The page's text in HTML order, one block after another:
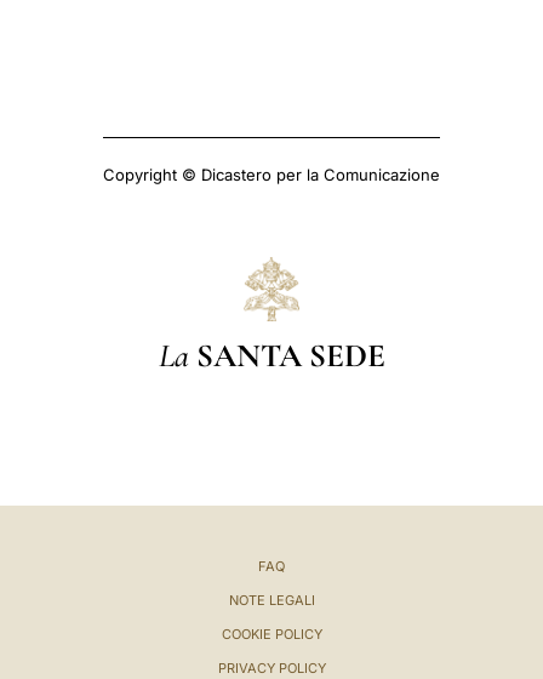
Copyright © Dicastero per la Comunicazione
La SANTA SEDE
FAQ
NOTE LEGALI
COOKIE POLICY
PRIVACY POLICY